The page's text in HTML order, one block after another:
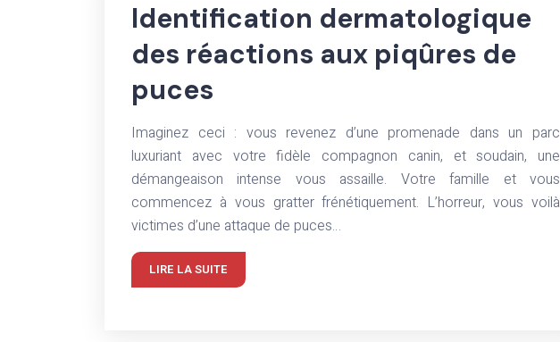
Identification dermatologique
des réactions aux piqûres de
puces
Imaginez ceci : vous revenez d’une promenade dans un parc
luxuriant avec votre fidèle compagnon canin, et soudain, une
démangeaison intense vous assaille. Votre famille et vous
commencez à vous gratter frénétiquement. L’horreur, vous voilà
victimes d’une attaque de puces…
LIRE LA SUITE